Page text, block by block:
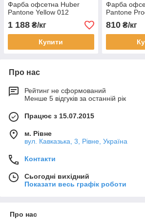
Фарба офсетна Huber
Pantone Yellow 012
1 188 ₴/кг
Купити
Фарба
Pantone
810₴/кг
Про нас
Рейтинг не сформований
Менше 5 відгуків за останній рік
Працює з 15.07.2015
м. Рівне
вул. Кавказька, 3, Рівне, Україна
Контакти
Сьогодні вихідний
Показати весь графік роботи
Про нас